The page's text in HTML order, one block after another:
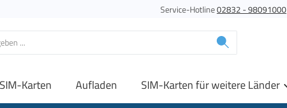
Service-Hotline02832 - 98091000
Karten Aufladen SIM-Karten für weitere Länder